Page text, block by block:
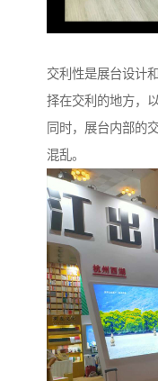
交利性是展台设计
择在交利的地方，
同时，展台内部的
混乱。